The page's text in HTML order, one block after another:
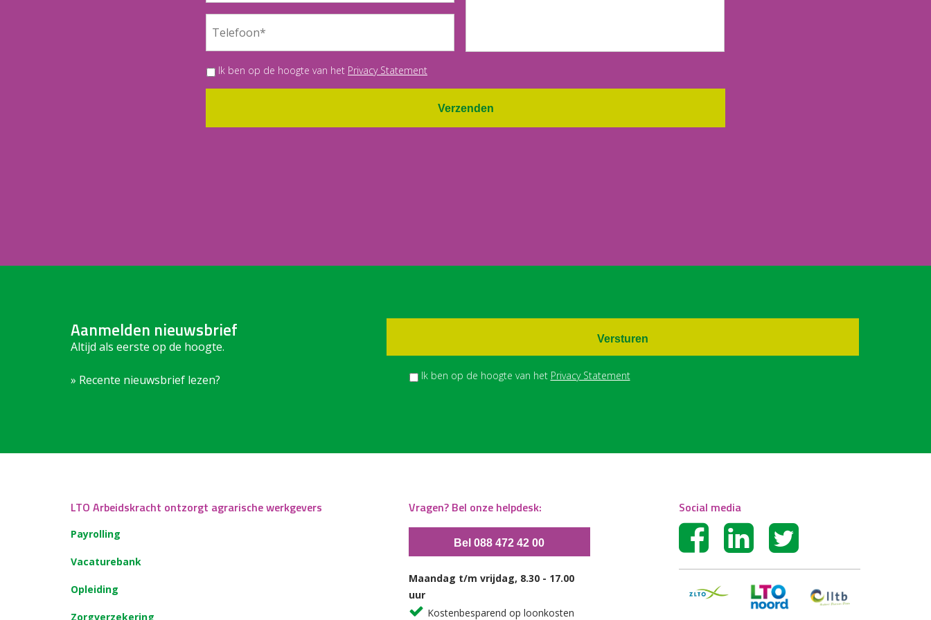
Ik ben op de hoogte van het Privacy Statement
Verzenden
Aanmelden nieuwsbrief
Altijd als eerste op de hoogte.
» Recente nieuwsbrief lezen? Ik ben op de hoogte van het Privacy Statement
Versturen
LTO Arbeidskracht ontzorgt agrarische werkgevers
Payrolling
Vacaturebank
Opleiding
Zorgverzekering
Vragen? Bel onze helpdesk:
Bel 088 472 42 00
Maandag t/m vrijdag, 8.30 - 17.00
uur
Kostenbesparend op loonkosten
Social media